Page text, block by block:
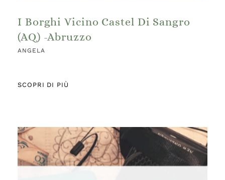
I Borghi Vicino Castel Di Sangro
(AQ) -Abruzzo
ANGELA
SCOPRI DI PIÙ